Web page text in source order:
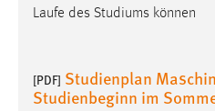
Laufe des Studiums können
[PDF] Studienplan
Studienbeginn im